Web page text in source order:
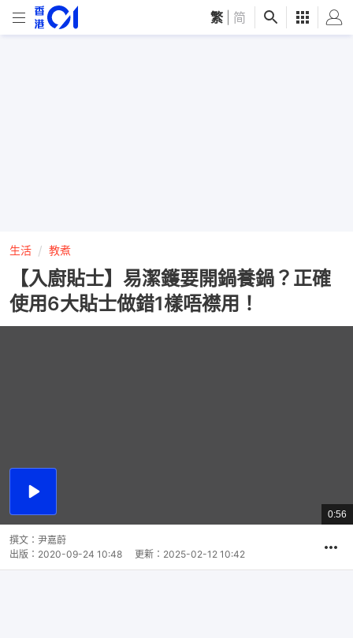
繁 简
生活 教煮
【入廚貼士】易潔鑊要開鍋養鍋？正確
使用6大貼士做錯1樣唔襟用！
播
總
共
0:56
撰文： 尹嘉蔚
出版： 2020-09-24 10:48 更新： 2025-02-12 10:42